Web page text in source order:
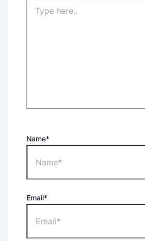
Name*
Email*